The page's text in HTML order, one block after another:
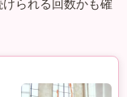
られる回数かも確